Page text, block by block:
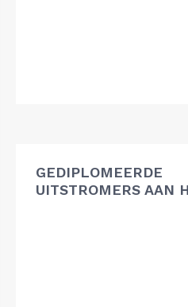
GEDIPLOMEERDE
UITSTROMERS AAN